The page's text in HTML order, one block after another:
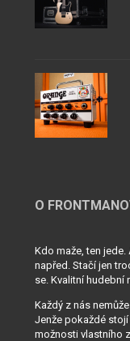
O
Kdo maže, ten
napřed. Stačí jen
se. Kvalitní hudební
Každý z nás
Jenže pokaždé
možnosti vlastního